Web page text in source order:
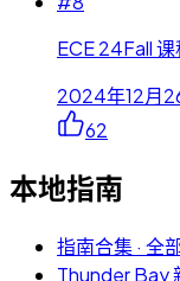
ECE 24Fall 课
2024年12月
62
本地指南
指南合集 · 全
Thunder Bay